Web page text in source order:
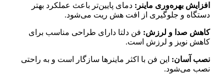
افزایش بهره‌وری ماینر: دمای پایین‌تر باعث عملکرد بهتر
دستگاه و جلوگیری از افت هش ریت می‌شود.
کاهش صدا و لرزش: فن‌ دلتا دارای طراحی مناسب برای
کاهش نویز و لرزش است.
نصب آسان: این فن‌ با اکثر ماینرها سازگار است و به راحتی
نصب می‌شود.